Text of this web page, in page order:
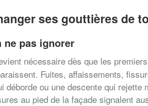
ses gouttières de
ne pas ignorer
nécessaire dès que les
Fuites, affaissements,
ou une descente qui rejette
au pied de la façade signalent